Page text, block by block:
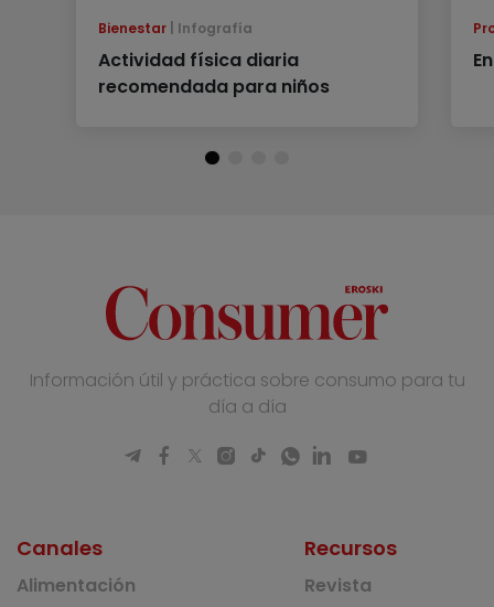
Bienestar Infografía
Actividad física diaria
recomendada para niños
Información útil y práctica sobre consumo para tu
día a día
Canales
Alimentación
Recursos
Revista